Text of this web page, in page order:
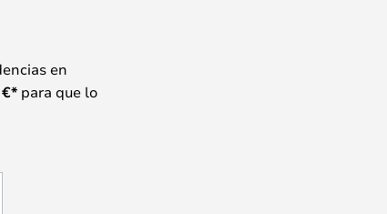
en
€*para que lo